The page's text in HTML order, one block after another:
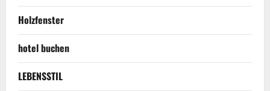
Holzfenster
hotel buchen
LEBENSSTIL